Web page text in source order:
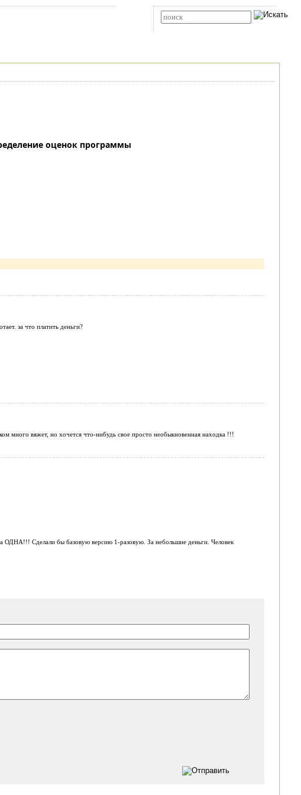
оценок программы
за что платить деньги?
много вяжет, но хочется что-нибудь свое просто необыкновенная находка !!!
ОДНА!!! Сделали бы базовую версию 1-разовую. За небольшие деньги. Человек